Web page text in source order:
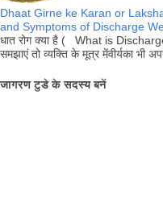
Dhaat Girne ke Karan or
and Symptoms of Discharge
धात रोग क्या है ( What is
समझाएं तो व्यक्ति के मूत्र मेंवीर्यका भी
जागरण टुडे के सदस्य बनें